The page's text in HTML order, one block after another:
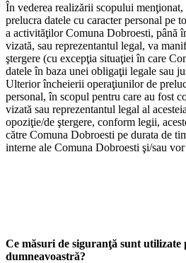
În vederea realizării scopului
prelucra datele cu caracter personal pe
a activităţilor Comuna Dobroesti, până
vizată, sau reprezentantul legal, va
ştergere (cu excepţia situaţiei în care
datele în baza unei obligaţii legale sau
Ulterior încheierii operaţiunilor de
personal, în scopul pentru care au fost
vizată sau reprezentantul legal al
opoziţie/de ştergere, conform legii,
către Comuna Dobroesti pe durata de
interne ale Comuna Dobroesti şi/sau
Ce măsuri de siguranţă sunt
dumneavoastră?